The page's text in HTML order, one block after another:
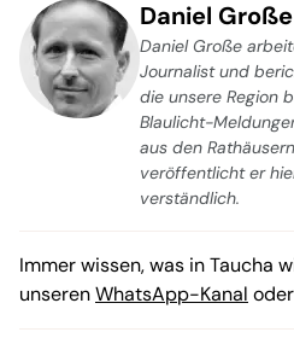
Daniel Große
Daniel Große
Journalist und
die unsere Region
Blaulicht-
aus den
veröffentlicht er
verständlich.
Immer wissen, was in Taucha
unserenWhatsApp-Kanal